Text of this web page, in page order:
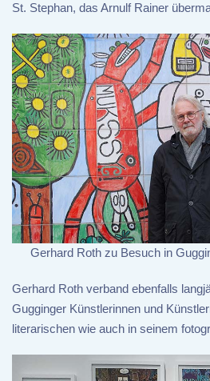
St. Stephan, das Arnulf Rainer
Gerhard Roth zu Besuch in
Gerhard Roth verband ebenfalls
Gugginger Künstlerinnen und
literarischen wie auch in seinem